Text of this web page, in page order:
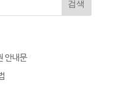
안내문